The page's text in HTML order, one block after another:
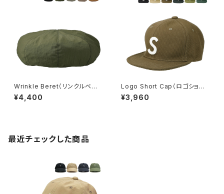
Wrinkle Beret（リンクルベレ
ー）【bcn-m21743】
¥4,400
Logo Short Cap（ロゴショー
トキャップ）【bcn-y21804】【pc
n-y25044】
¥3,960
最近チェックした商品